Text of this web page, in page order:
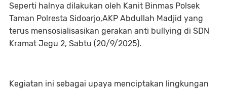
Seperti halnya dilakukan oleh Kanit Binmas Polsek
Taman Polresta Sidoarjo,AKP Abdullah Madjid yang
terus mensosialisasikan gerakan anti bullying di SDN
Kramat Jegu 2, Sabtu (20/9/2025).
Kegiatan ini sebagai upaya menciptakan lingkungan